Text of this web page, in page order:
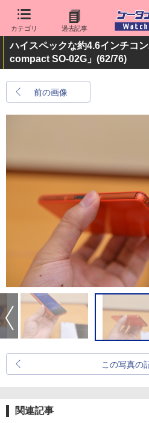
カテゴリ 過去記事
ハイスペックな約4.6インチコ
compact SO-02G」 (62/76)
前の画像
この写真の
関連記事